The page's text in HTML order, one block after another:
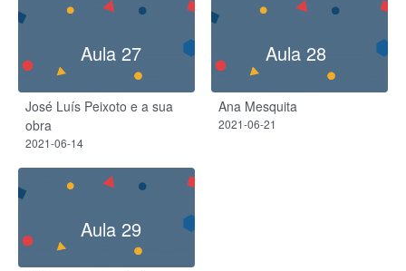
Aula 27
José Luís Peixoto e a sua
obra
2021-06-14
Aula 28
Ana Mesquita
2021-06-21
Aula 29